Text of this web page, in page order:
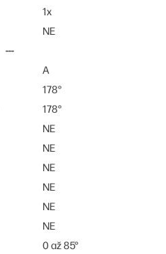
1x
NE
---
A
178°
178°
NE
NE
NE
NE
NE
NE
0 až 85°